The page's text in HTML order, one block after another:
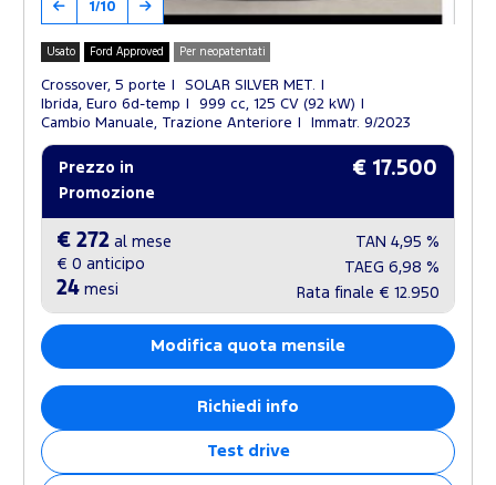
1/10
Usato Ford Approved Per neopatentati
Crossover, 5 porte
SOLAR SILVER MET.
Ibrida, Euro 6d-temp
999 cc, 125 CV (92 kW)
Cambio Manuale, Trazione Anteriore
Immatr. 9/2023
Prezzo in
Promozione
€ 17.500
€ 272 al mese
€ 0 anticipo
24 mesi
TAN 4,95 %
TAEG 6,98 %
Rata finale € 12.950
Modifica quota mensile
Richiedi info
Test drive